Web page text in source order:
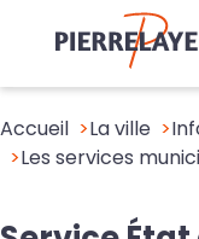
Accueil La ville
Les services